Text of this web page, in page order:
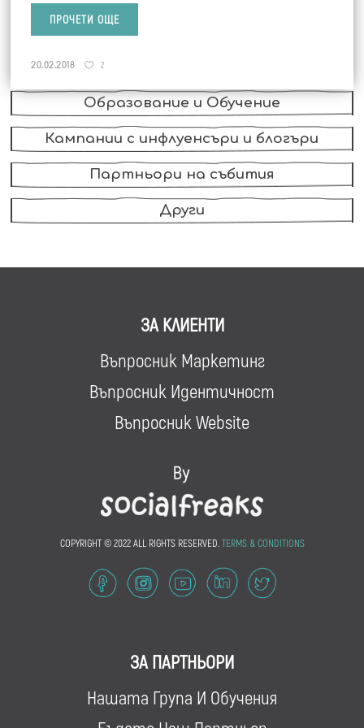
Образование и Обучение
Кампании с инфлуенсъри и блогъри
Партньори на събития
Други
ПРОЧЕТИ ОЩЕ
20.02.2018 2
ЗА КЛИЕНТИ
Въпросник Маркетинг
Въпросник Идентичност
Въпросник Website
COPYRIGHT © 2022 ALL RIGHTS RESERVED. TERMS & CONDITIONS
ЗА ПАРТНЬОРИ
Нашата Група И Обучения